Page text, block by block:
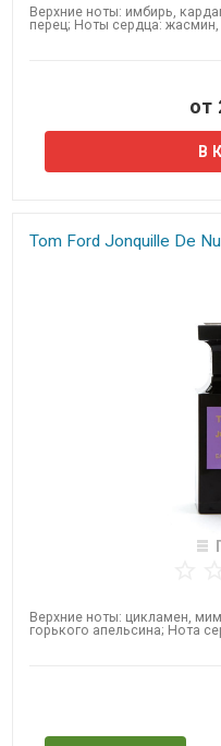
Верхние ноты: имбирь,
перец; Ноты сердца: жасмин,
от
Tom Ford Jonquille De
​Верхние ноты: цикламен,
горького апельсина; Нота